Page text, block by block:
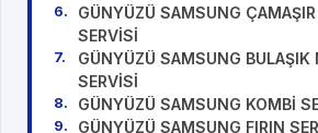
GÜNYÜZÜ SAMSUNG
SERVİSİ
GÜNYÜZÜ SAMSUNG BULAŞIK
SERVİSİ
GÜNYÜZÜ SAMSUNG KOMBİ
GÜNYÜZÜ SAMSUNG FIRIN